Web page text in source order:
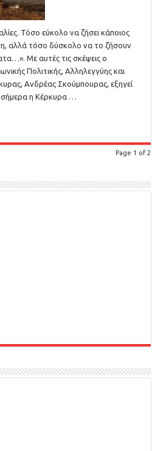
Τόσο εύκολο να ζήσει κάποιος
αλλά τόσο δύσκολο να το ζήσουν
Με αυτές τις σκέψεις ο
Πολιτικής, Αλληλεγγύης και
Ανδρέας Σκούμπουρας, εξηγεί
η Κέρκυρα …
Page 1 of 2